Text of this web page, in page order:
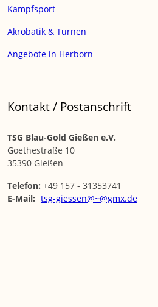
Kampfsport
Akrobatik & Turnen
Angebote in Herborn
Kontakt / Postanschrift
TSG Blau-Gold Gießen e.V.
Goethestraße 10
35390 Gießen
Telefon: +49 157 - 31353741
E-Mail: tsg-giessen@~@gmx.de